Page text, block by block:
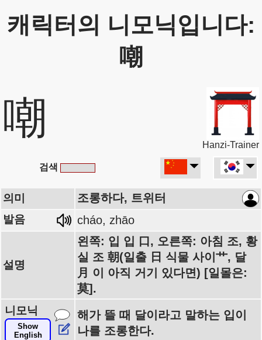
캐릭터의 니모닉입니다:
嘲
嘲
Hanzi-Trainer
검색
의미 조롱하다, 트위터
발음 cháo, zhāo
설명
왼쪽: 입 입 口, 오른쪽: 아침 조, 황
실 조 朝(일출 日 식물 사이艹, 달
月 이 아직 거기 있다면) [일몰은:
莫].
니모닉
Show
English
해가 뜰 때 달이라고 말하는 입이
나를 조롱한다.